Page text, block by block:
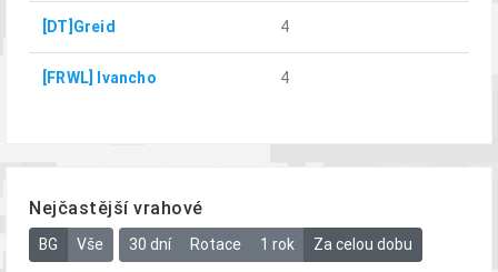
[DT]Greid 4
[FRWL] Ivancho 4
Nejčastější vrahové
BG Vše 30 dní Rotace 1 rok Za celou dobu